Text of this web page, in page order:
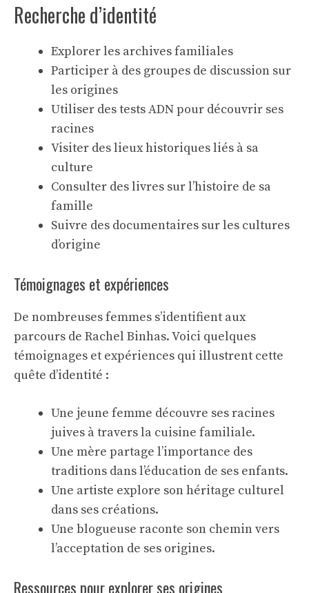
Recherche d’identité
Explorer les archives familiales
Participer à des groupes de discussion sur
les origines
Utiliser des tests ADN pour découvrir ses
racines
Visiter des lieux historiques liés à sa
culture
Consulter des livres sur l’histoire de sa
famille
Suivre des documentaires sur les cultures
d’origine
Témoignages et expériences
De nombreuses femmes s’identifient aux
parcours de Rachel Binhas. Voici quelques
témoignages et expériences qui illustrent cette
quête d’identité :
Une jeune femme découvre ses racines
juives à travers la cuisine familiale.
Une mère partage l’importance des
traditions dans l’éducation de ses enfants.
Une artiste explore son héritage culturel
dans ses créations.
Une blogueuse raconte son chemin vers
l’acceptation de ses origines.
Ressources pour explorer ses origines